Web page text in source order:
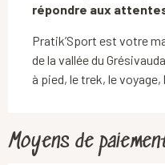
répondre aux
Pratik’Sport est votre
de la vallée du
à pied, le trek, le voyage,
Moyens de